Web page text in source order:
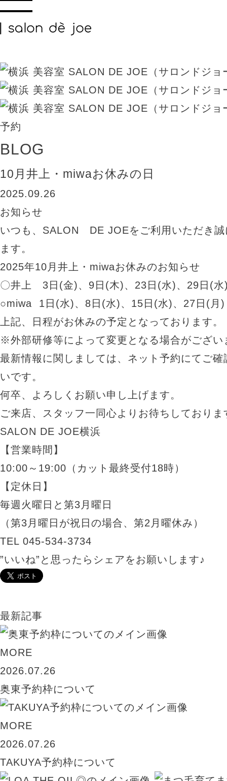
BLOG
10月井上・miwaお休みの日
2025.09.26
お知らせ
いつも、SALON DE JOEをご利用いただき誠
ます。
2025年10月井上・miwaお休みのお知らせ
〇井上 3日(金)、9日(木)、23日(水)、29日(水
○miwa 1日(水)、8日(水)、15日(水)、27日(月)
上記、日程がお休みの予定となっております。
※外部研修等によって変更となる場合がござい
最新情報に関しましては、ネット予約にてご
いです。
何卒、よろしくお願い申し上げます。
ご来店、スタッフ一同心よりお待ちしておりま
SALON DE JOE横浜
【営業時間】
10:00～19:00（カット最終受付18時）
【定休日】
毎週火曜日と第3月曜日
（第3月曜日が祝日の場合、第2月曜休み）
TEL 045-534-3734
”いいね”と思ったらシェアをお願いします♪
最新記事
MORE
2026.07.26
奥東予約枠について
MORE
2026.07.26
TAKUYA予約枠について